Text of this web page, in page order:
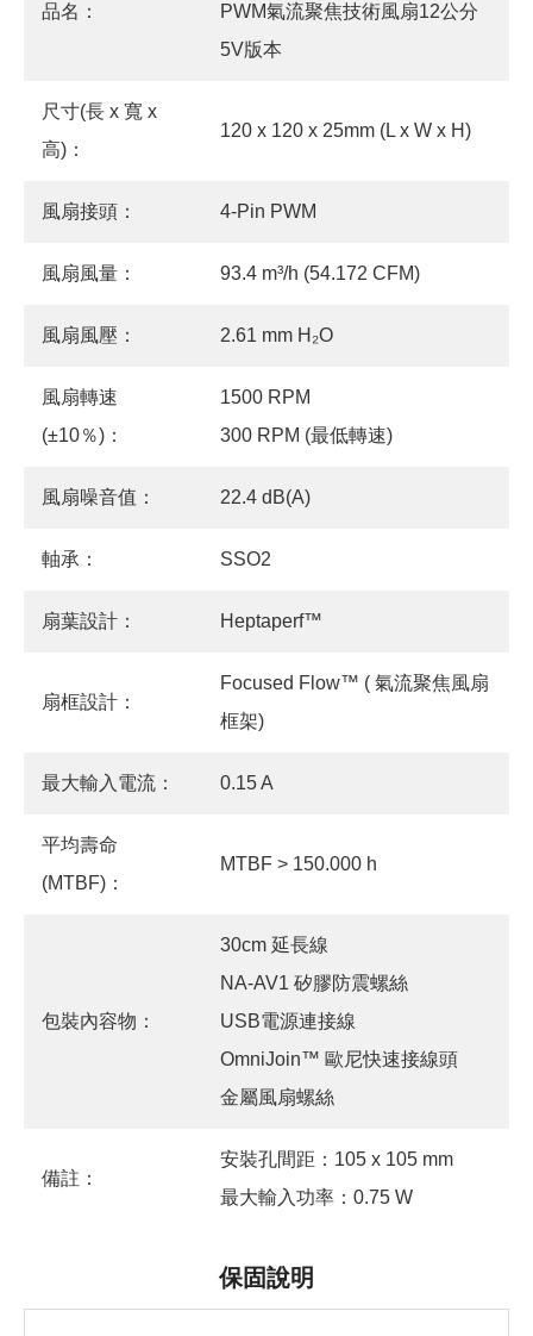
品名：
PWM氣流聚焦技術風扇12公分
5V版本
尺寸(長 x 寬 x
高)：
120 x 120 x 25mm (L x W x H)
風扇接頭： 4-Pin PWM
風扇風量： 93.4 m³/h (54.172 CFM)
風扇風壓： 2.61 mm H₂O
風扇轉速
(±10％)：
1500 RPM
300 RPM (最低轉速)
風扇噪音值： 22.4 dB(A)
軸承： SSO2
扇葉設計： Heptaperf™
扇框設計：
Focused Flow™ ( 氣流聚焦風扇
框架)
最大輸入電流： 0.15 A
平均壽命
(MTBF)：
MTBF > 150.000 h
包裝內容物：
30cm 延長線
NA-AV1 矽膠防震螺絲
USB電源連接線
OmniJoin™ 歐尼快速接線頭
金屬風扇螺絲
備註：
安裝孔間距：105 x 105 mm
最大輸入功率：0.75 W
保固說明